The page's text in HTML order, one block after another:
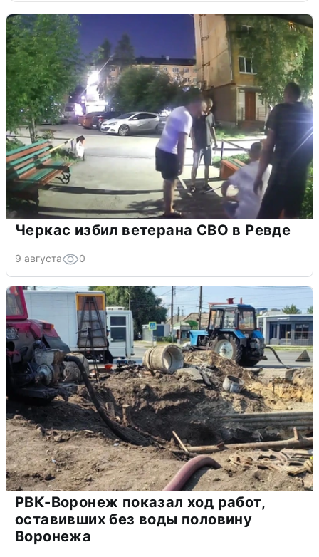
Черкас избил ветерана СВО в Ревде
9 августа 0
РВК-Воронеж показал ход работ,
оставивших без воды половину
Воронежа